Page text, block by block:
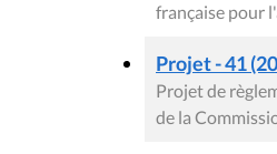
française pour
Projet - 41
Projet de
de la